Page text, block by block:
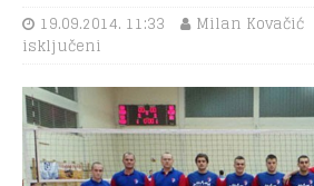
19.09.2014. 11:33 Milan Kovačić
isključeni